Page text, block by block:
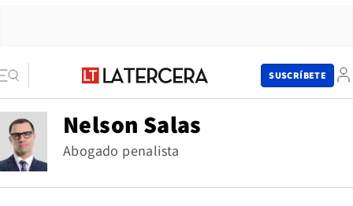
SUSCRÍBETE
Nelson Salas
Abogado penalista